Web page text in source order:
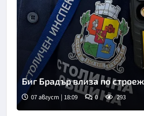
Снимка: БНТ
Биг Брадър влиза по
07 август | 18:09 0 293